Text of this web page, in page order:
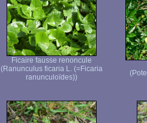
Ficaire fausse renoncule
(Ranunculus ficaria L. (=Ficaria
ranunculoïdes))